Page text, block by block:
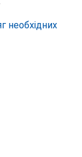
необхідних